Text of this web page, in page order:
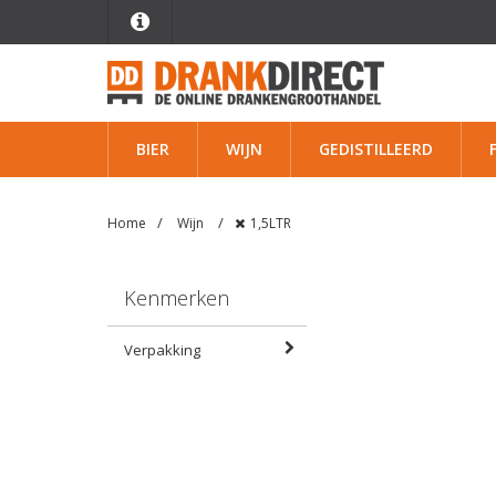
BIER WIJN GEDISTILLEERD
Home Wijn 1,5LTR
Kenmerken
Verpakking